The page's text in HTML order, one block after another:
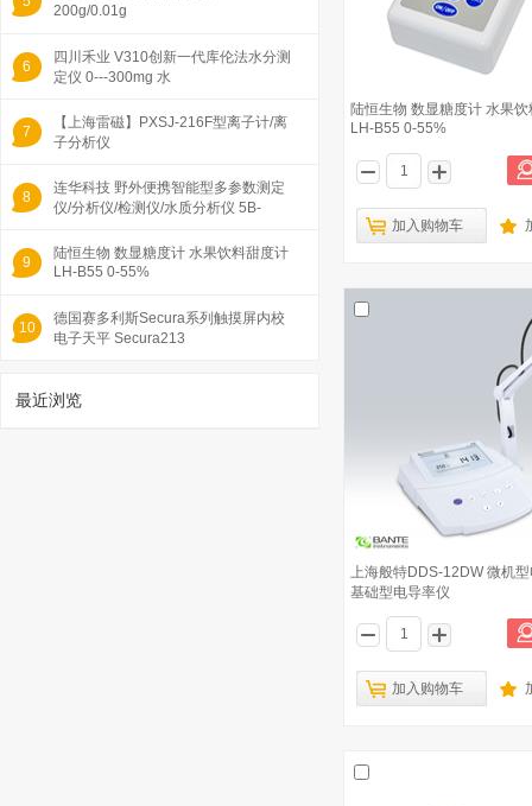
200g/0.01g
6
四川禾业 V310创新一代库伦法水分测
定仪 0---300mg 水
7
【上海雷磁】PXSJ-216F型离子计/离
子分析仪
8
连华科技 野外便携智能型多参数测定
仪/分析仪/检测仪/水质分析仪 5B-
9
陆恒生物 数显糖度计 水果饮料甜度计
LH-B55 0-55%
10
德国赛多利斯Secura系列触摸屏内校
电子天平 Secura213
最近浏览
陆恒生物 数显糖度计 水果
LH-B55 0-55%
加入购物车
上海般特DDS-12DW 微机
基础型电导率仪
加入购物车